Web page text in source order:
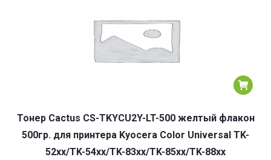
Тонер Cactus CS-TKYCU2Y-LT-500 желтый флакон
500гр. для принтера Kyocera Color Universal TK-
52xx/TK-54xx/TK-83xx/TK-85xx/TK-88xx